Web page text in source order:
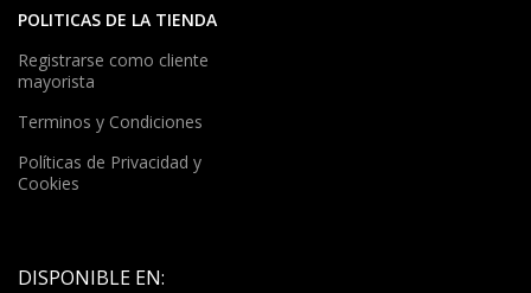
POLITICAS DE LA TIENDA
Registrarse como cliente
mayorista
Terminos y Condiciones
Políticas de Privacidad y
Cookies
DISPONIBLE EN: